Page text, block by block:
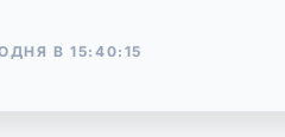
В15:40:15